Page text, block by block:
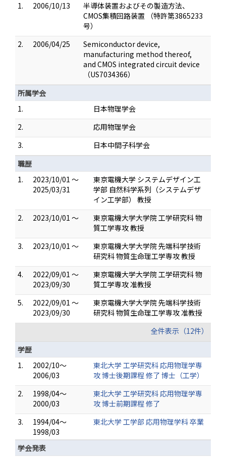
1.
2006/10/13
半導体装置およびその製造方法、
CMOS集積回路装置 （特許第3865233
号）
2.
2006/04/25
Semiconductor device,
manufacturing method thereof,
and CMOS integrated circuit device
（US7034366）
所属学会
1.
日本物理学会
2.
応用物理学会
3.
日本中間子科学会
職歴
1.
2023/10/01 ～
2025/03/31
東京電機大学 システムデザイン工
学部 自然科学系列（システムデザ
イン工学部） 教授
2.
2023/10/01 ～
東京電機大学大学院 工学研究科 物
質工学専攻 教授
3.
2023/10/01 ～
東京電機大学大学院 先端科学技術
研究科 物質生命理工学専攻 教授
4.
2022/09/01 ～
2023/09/30
東京電機大学大学院 工学研究科 物
質工学専攻 准教授
5.
2022/09/01 ～
2023/09/30
東京電機大学大学院 先端科学技術
研究科 物質生命理工学専攻 准教授
全件表示（12件）
学歴
1.
2002/10～
2006/03
東北大学 工学研究科 応用物理学専
攻 博士後期課程 修了 博士（工学）
2.
1998/04～
2000/03
東北大学 工学研究科 応用物理学専
攻 博士前期課程 修了
3.
1994/04～
1998/03
東北大学 工学部 応用物理学科 卒業
学会発表